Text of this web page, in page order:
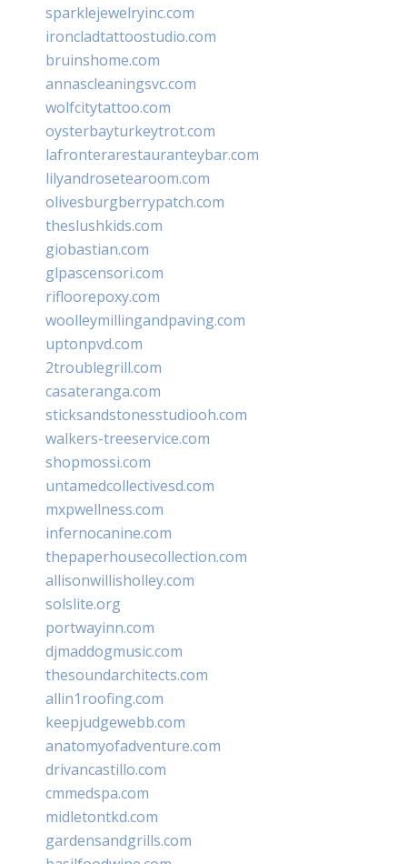
sparklejewelryinc.com
ironcladtattoostudio.com
bruinshome.com
annascleaningsvc.com
wolfcitytattoo.com
oysterbayturkeytrot.com
lafronterarestauranteybar.com
lilyandrosetearoom.com
olivesburgberrypatch.com
theslushkids.com
giobastian.com
glpascensori.com
rifloorepoxy.com
woolleymillingandpaving.com
uptonpvd.com
2troublegrill.com
casateranga.com
sticksandstonesstudiooh.com
walkers-treeservice.com
shopmossi.com
untamedcollectivesd.com
mxpwellness.com
infernocanine.com
thepaperhousecollection.com
allisonwillisholley.com
solslite.org
portwayinn.com
djmaddogmusic.com
thesoundarchitects.com
allin1roofing.com
keepjudgewebb.com
anatomyofadventure.com
drivancastillo.com
cmmedspa.com
midletontkd.com
gardensandgrills.com